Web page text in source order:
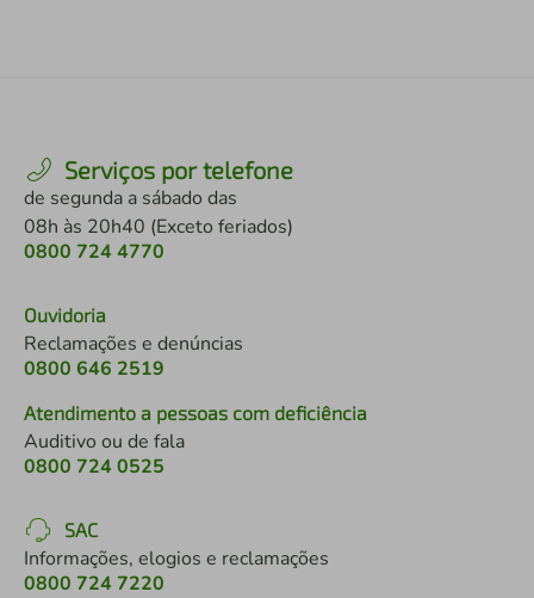
Serviços por telefone
de segunda a sábado das
08h às 20h40 (Exceto feriados)
0800 724 4770
Ouvidoria
Reclamações e denúncias
0800 646 2519
Atendimento a pessoas com deficiência
Auditivo ou de fala
0800 724 0525
SAC
Informações, elogios e reclamações
0800 724 7220